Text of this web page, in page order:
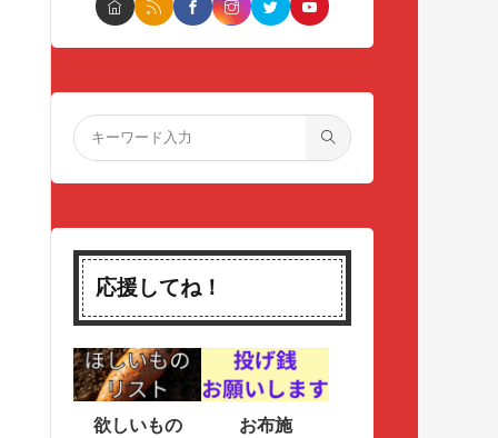
応援してね！
欲しいもの
お布施